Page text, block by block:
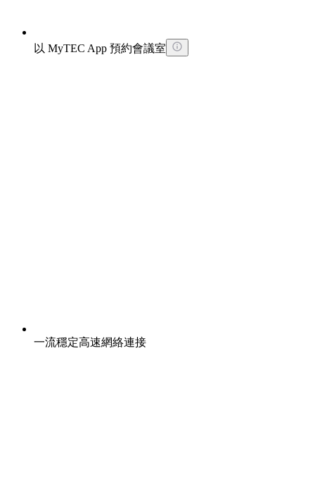
以 MyTEC App 預約會議室
一流穩定高速網絡連接